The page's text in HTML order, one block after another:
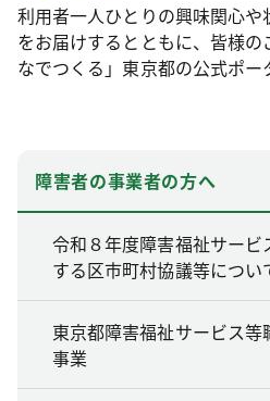
利用者一人ひとりの興味関心
をお届けするとともに、皆様
なでつくる」東京都の公式ポー
障害者の事業者の方へ
令和８年度障害福祉サー
する区市町村協議等につい
東京都障害福祉サービス
事業